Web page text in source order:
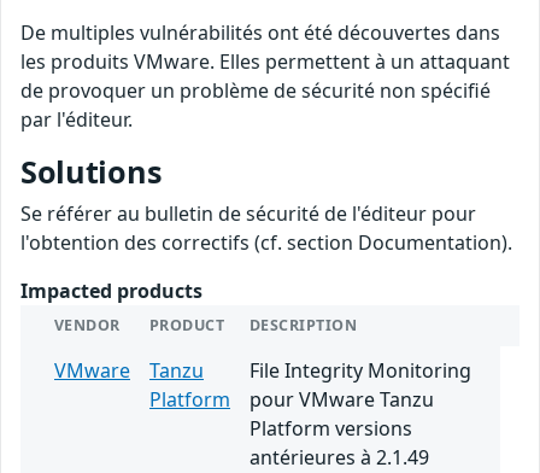
De multiples vulnérabilités ont été découvertes dans
les produits VMware. Elles permettent à un attaquant
de provoquer un problème de sécurité non spécifié
par l'éditeur.
Solutions
Se référer au bulletin de sécurité de l'éditeur pour
l'obtention des correctifs (cf. section Documentation).
Impacted products
VENDOR PRODUCT DESCRIPTION
VMware
Tanzu
Platform
File Integrity Monitoring
pour VMware Tanzu
Platform versions
antérieures à 2.1.49